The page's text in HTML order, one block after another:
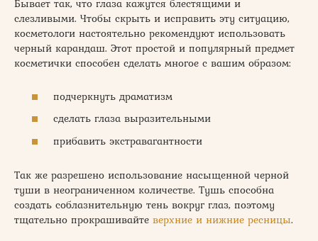
Бывает так, что глаза кажутся блестящими и
слезливыми. Чтобы скрыть и исправить эту ситуацию,
косметологи настоятельно рекомендуют использовать
черный карандаш. Этот простой и популярный предмет
косметички способен сделать многое с вашим образом:
подчеркнуть драматизм
сделать глаза выразительными
прибавить экстравагантности
Так же разрешено использование насыщенной черной
туши в неограниченном количестве. Тушь способна
создать соблазнительную тень вокруг глаз, поэтому
тщательно прокрашивайте верхние и нижние ресницы.